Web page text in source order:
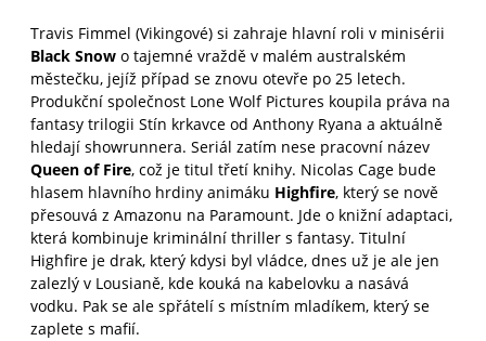
Travis Fimmel (Vikingové) si zahraje hlavní roli v minisérii
Black Snow o tajemné vraždě v malém australském
městečku, jejíž případ se znovu otevře po 25 letech.
Produkční společnost Lone Wolf Pictures koupila práva na
fantasy trilogii Stín krkavce od Anthony Ryana a aktuálně
hledají showrunnera. Seriál zatím nese pracovní název
Queen of Fire, což je titul třetí knihy. Nicolas Cage bude
hlasem hlavního hrdiny animáku Highfire, který se nově
přesouvá z Amazonu na Paramount. Jde o knižní adaptaci,
která kombinuje kriminální thriller s fantasy. Titulní
Highfire je drak, který kdysi byl vládce, dnes už je ale jen
zalezlý v Lousianě, kde kouká na kabelovku a nasává
vodku. Pak se ale spřátelí s místním mladíkem, který se
zaplete s mafií.